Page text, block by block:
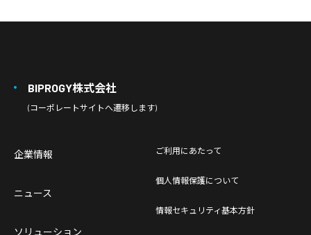
BIPROGY株式会社
(コーポレートサイトへ遷移します)
企業情報
ニュース
ソリューション
ご利用にあたって
個人情報保護について
情報セキュリティ基本方針